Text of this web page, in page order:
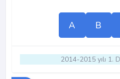
A B
2014-2015 yılı 1.